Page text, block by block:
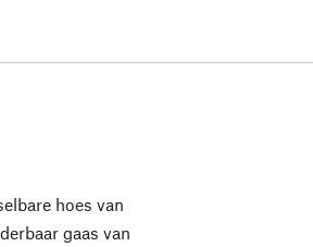
hoes van
gaas van